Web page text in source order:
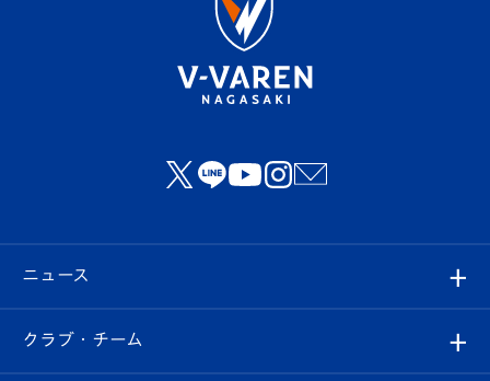
ニュース
すべて
クラブ・チーム